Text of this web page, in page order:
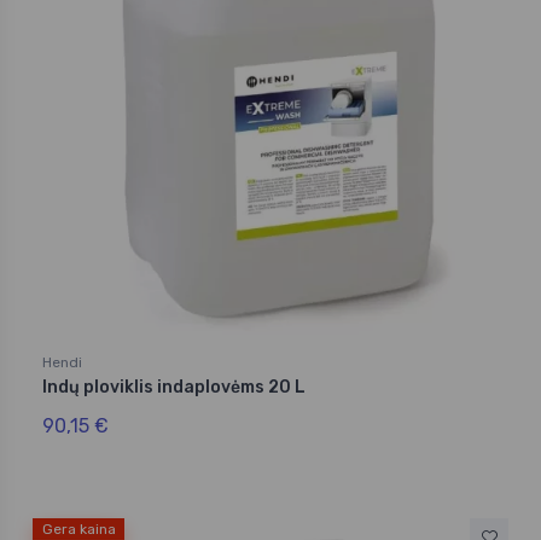
Hendi
Indų ploviklis indaplovėms 20 L
90,15 €
Gera kaina